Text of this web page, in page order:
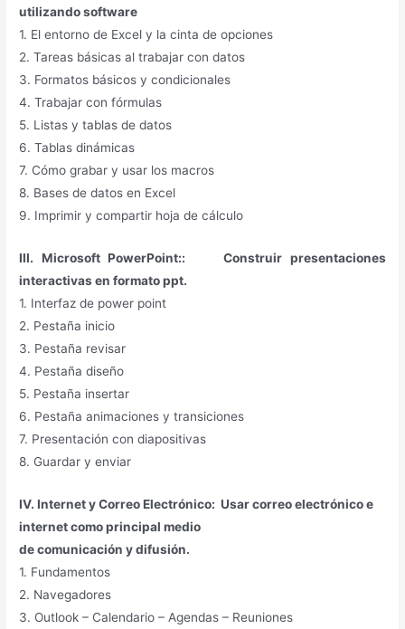
utilizando software
1. El entorno de Excel y la cinta de opciones
2. Tareas básicas al trabajar con datos
3. Formatos básicos y condicionales
4. Trabajar con fórmulas
5. Listas y tablas de datos
6. Tablas dinámicas
7. Cómo grabar y usar los macros
8. Bases de datos en Excel
9. Imprimir y compartir hoja de cálculo
III. Microsoft PowerPoint:: Construir presentaciones
interactivas en formato ppt.
1. Interfaz de power point
2. Pestaña inicio
3. Pestaña revisar
4. Pestaña diseño
5. Pestaña insertar
6. Pestaña animaciones y transiciones
7. Presentación con diapositivas
8. Guardar y enviar
IV. Internet y Correo Electrónico: Usar correo electrónico e
internet como principal medio
de comunicación y difusión.
1. Fundamentos
2. Navegadores
3. Outlook – Calendario – Agendas – Reuniones